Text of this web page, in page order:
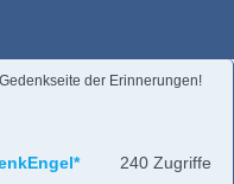
der Erinnerungen!
240 Zugriffe